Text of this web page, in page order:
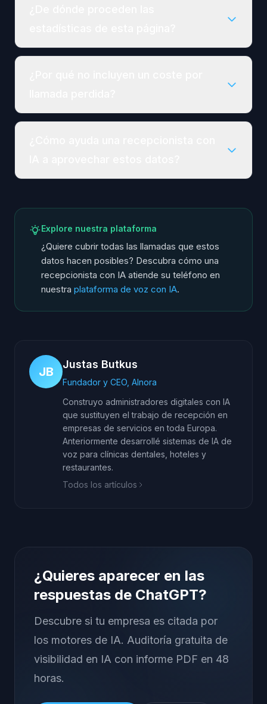
Explore nuestra plataforma
¿Quiere cubrir todas las llamadas que estos
datos hacen posibles? Descubra cómo una
recepcionista con IA atiende su teléfono en
nuestra plataforma de voz con IA.
JB
Justas Butkus
Fundador y CEO, AInora
Construyo administradores digitales con IA
que sustituyen el trabajo de recepción en
empresas de servicios en toda Europa.
Anteriormente desarrollé sistemas de IA de
voz para clínicas dentales, hoteles y
restaurantes.
Todos los artículos
¿Quieres aparecer en las
respuestas de ChatGPT?
Descubre si tu empresa es citada por
los motores de IA. Auditoría gratuita de
visibilidad en IA con informe PDF en 48
horas.